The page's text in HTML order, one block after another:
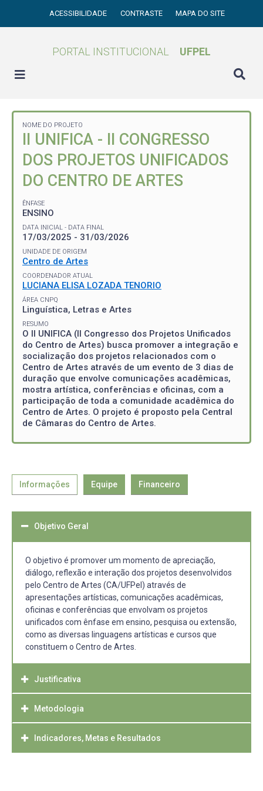
ACESSIBILIDADE CONTRASTE MAPA DO SITE
PORTAL INSTITUCIONAL UFPEL
NOME DO PROJETO
II UNIFICA - II CONGRESSO
DOS PROJETOS UNIFICADOS
DO CENTRO DE ARTES
ÊNFASE
ENSINO
DATA INICIAL - DATA FINAL
17/03/2025 - 31/03/2026
UNIDADE DE ORIGEM
Centro de Artes
COORDENADOR ATUAL
LUCIANA ELISA LOZADA TENORIO
ÁREA CNPQ
Linguística, Letras e Artes
RESUMO
O II UNIFICA (II Congresso dos Projetos Unificados
do Centro de Artes) busca promover a integração e
socialização dos projetos relacionados com o
Centro de Artes através de um evento de 3 dias de
duração que envolve comunicações acadêmicas,
mostra artística, conferências e oficinas, com a
participação de toda a comunidade acadêmica do
Centro de Artes. O projeto é proposto pela Central
de Câmaras do Centro de Artes.
Informações Equipe Financeiro
Objetivo Geral
O objetivo é promover um momento de apreciação,
diálogo, reflexão e interação dos projetos desenvolvidos
pelo Centro de Artes (CA/UFPel) através de
apresentações artísticas, comunicações acadêmicas,
oficinas e conferências que envolvam os projetos
unificados com ênfase em ensino, pesquisa ou extensão,
como as diversas linguagens artísticas e cursos que
constituem o Centro de Artes.
Justificativa
O Centro de Artes (CA) é uma unidade da UFPel que
abrange 18 cursos de graduação e 3 programas de pós-
graduação, além disso, conta com aproximadamente 135
Metodologia
A organização do evento se dividirá em três momentos:
Pré-evento: Divulgação dos editais – Grupos de trabalhos;
Indicadores, Metas e Resultados